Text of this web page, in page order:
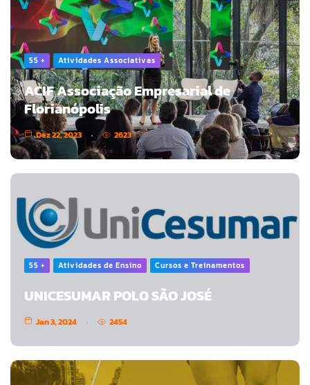
55 + Atividades Associativas
ACIF Associação Empresarial de
Florianópolis
Dez 22, 2023 2623
55 + Atividades de Ensino Cursos e Treinamentos
UNICESUMAR POLO SÃO JOSÉ
Jan 3, 2024 2454